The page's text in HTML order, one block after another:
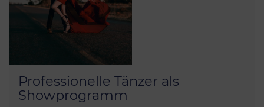
Professionelle Tänzer als
Showprogramm